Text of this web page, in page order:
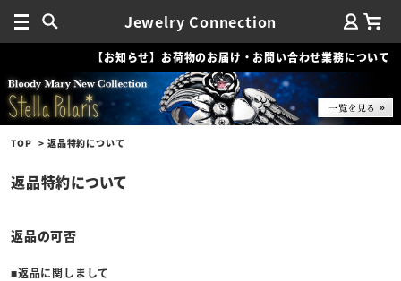
Jewelry Connection
【お知らせ】お荷物のお届け・お問い合わせ業務について
TOP 返品特約について
返品特約について
返品の可否
■返品に関しまして